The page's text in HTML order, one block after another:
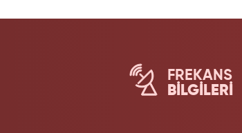
FREKANS
BİLGİLERİ